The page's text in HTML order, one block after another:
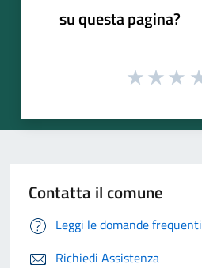
su questa pagina?
Contatta il comune
Leggi le domande frequenti
Richiedi Assistenza